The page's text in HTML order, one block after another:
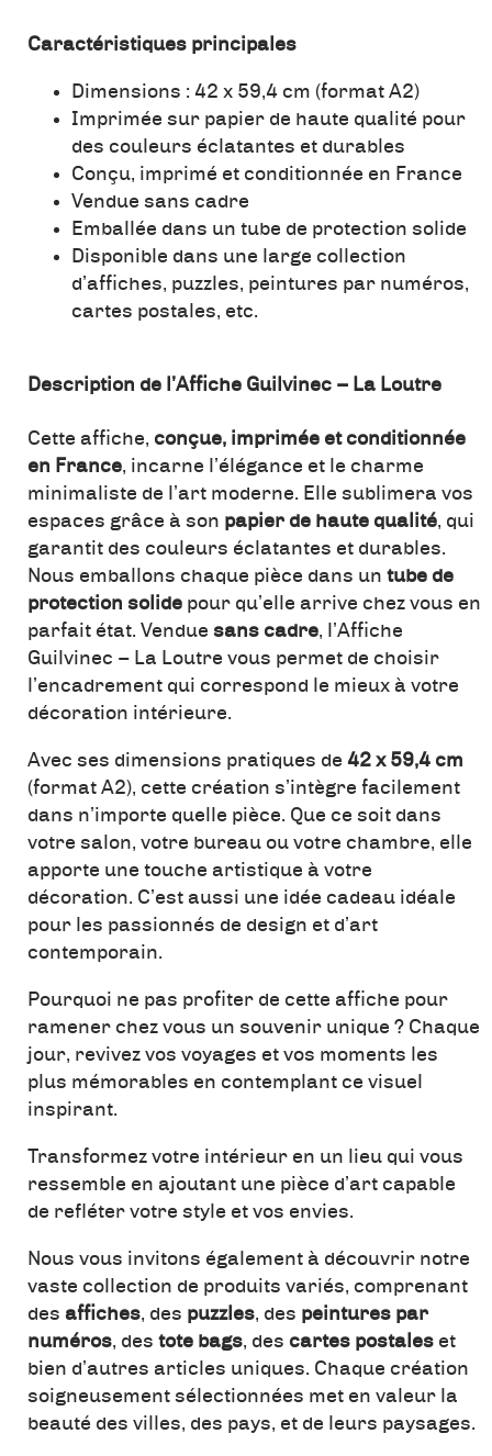
Caractéristiques principales
Dimensions : 42 x 59,4 cm (format A2)
Imprimée sur papier de haute qualité pour
des couleurs éclatantes et durables
Conçu, imprimé et conditionnée en France
Vendue sans cadre
Emballée dans un tube de protection solide
Disponible dans une large collection
d’affiches, puzzles, peintures par numéros,
cartes postales, etc.
Description de l’Affiche Guilvinec – La Loutre
Cette affiche, conçue, imprimée et conditionnée
en France, incarne l’élégance et le charme
minimaliste de l’art moderne. Elle sublimera vos
espaces grâce à son papier de haute qualité, qui
garantit des couleurs éclatantes et durables.
Nous emballons chaque pièce dans un tube de
protection solide pour qu’elle arrive chez vous en
parfait état. Vendue sans cadre, l’Affiche
Guilvinec – La Loutre vous permet de choisir
l’encadrement qui correspond le mieux à votre
décoration intérieure.
Avec ses dimensions pratiques de 42 x 59,4 cm
(format A2), cette création s’intègre facilement
dans n’importe quelle pièce. Que ce soit dans
votre salon, votre bureau ou votre chambre, elle
apporte une touche artistique à votre
décoration. C’est aussi une idée cadeau idéale
pour les passionnés de design et d’art
contemporain.
Pourquoi ne pas profiter de cette affiche pour
ramener chez vous un souvenir unique ? Chaque
jour, revivez vos voyages et vos moments les
plus mémorables en contemplant ce visuel
inspirant.
Transformez votre intérieur en un lieu qui vous
ressemble en ajoutant une pièce d’art capable
de refléter votre style et vos envies.
Nous vous invitons également à découvrir notre
vaste collection de produits variés, comprenant
des affiches, des puzzles, des peintures par
numéros, des tote bags, des cartes postales et
bien d’autres articles uniques. Chaque création
soigneusement sélectionnées met en valeur la
beauté des villes, des pays, et de leurs paysages.